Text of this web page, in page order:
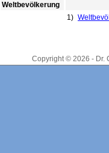
Weltbevölkerung
1)
Copyright © 2026 - Dr.